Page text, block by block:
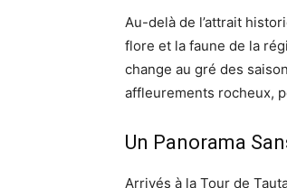
Au-delà de l’attrait
flore et la faune de la
change au gré des
affleurements rocheux,
Un Panorama
Arrivés à la Tour de